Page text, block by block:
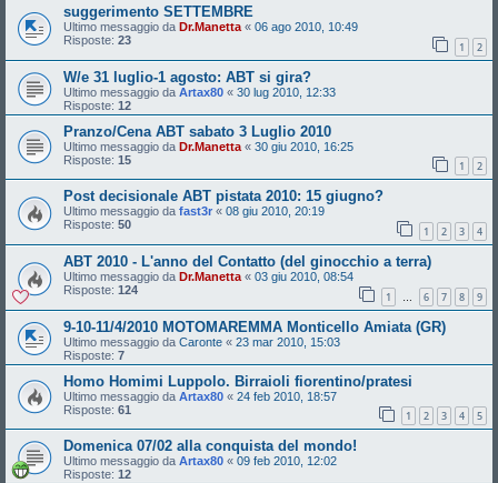
suggerimento SETTEMBRE
Ultimo messaggio da Dr.Manetta « 06 ago 2010, 10:49
Risposte: 23 1 2
W/e 31 luglio-1 agosto: ABT si gira?
Ultimo messaggio da Artax80 « 30 lug 2010, 12:33
Risposte: 12
Pranzo/Cena ABT sabato 3 Luglio 2010
Ultimo messaggio da Dr.Manetta « 30 giu 2010, 16:25
Risposte: 15 1 2
Post decisionale ABT pistata 2010: 15 giugno?
Ultimo messaggio da fast3r « 08 giu 2010, 20:19
Risposte: 50 1 2 3 4
ABT 2010 - L'anno del Contatto (del ginocchio a terra)
Ultimo messaggio da Dr.Manetta « 03 giu 2010, 08:54
Risposte: 124 1 … 6 7 8 9
9-10-11/4/2010 MOTOMAREMMA Monticello Amiata (GR)
Ultimo messaggio da Caronte « 23 mar 2010, 15:03
Risposte: 7
Homo Homimi Luppolo. Birraioli fiorentino/pratesi
Ultimo messaggio da Artax80 « 24 feb 2010, 18:57
Risposte: 61 1 2 3 4 5
Domenica 07/02 alla conquista del mondo!
Ultimo messaggio da Artax80 « 09 feb 2010, 12:02
Risposte: 12